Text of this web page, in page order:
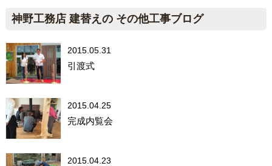
神野工務店 建替えの その他工事ブログ
2015.05.31
引渡式
2015.04.25
完成内覧会
2015.04.23